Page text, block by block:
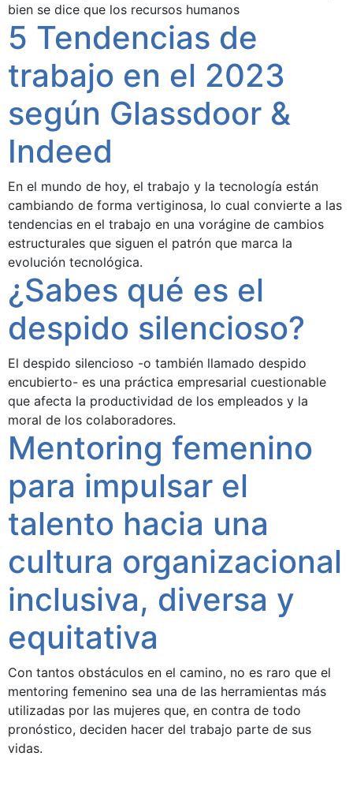
bien se dice que los recursos humanos
5 Tendencias de
trabajo en el 2023
según Glassdoor &
Indeed
En el mundo de hoy, el trabajo y la tecnología están
cambiando de forma vertiginosa, lo cual convierte a las
tendencias en el trabajo en una vorágine de cambios
estructurales que siguen el patrón que marca la
evolución tecnológica.
¿Sabes qué es el
despido silencioso?
El despido silencioso -o también llamado despido
encubierto- es una práctica empresarial cuestionable
que afecta la productividad de los empleados y la
moral de los colaboradores.
Mentoring femenino
para impulsar el
talento hacia una
cultura organizacional
inclusiva, diversa y
equitativa
Con tantos obstáculos en el camino, no es raro que el
mentoring femenino sea una de las herramientas más
utilizadas por las mujeres que, en contra de todo
pronóstico, deciden hacer del trabajo parte de sus
vidas.